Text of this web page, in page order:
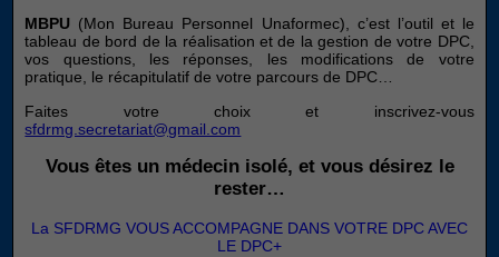
MBPU (Mon Bureau Personnel Unaformec), c’est l’outil et le
tableau de bord de la réalisation et de la gestion de votre DPC,
vos questions, les réponses, les modifications de votre
pratique, le récapitulatif de votre parcours de DPC…
Faites votre choix et inscrivez-vous
sfdrmg.secretariat@gmail.com
Vous êtes un médecin isolé, et vous désirez le
rester…
La SFDRMG VOUS ACCOMPAGNE DANS VOTRE DPC AVEC
LE DPC+